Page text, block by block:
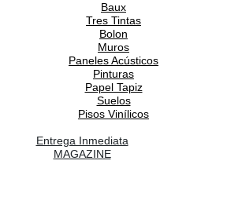
Baux
Tres Tintas
Bolon
Muros
Paneles Acústicos
Pinturas
Papel Tapiz
Suelos
Pisos Vinílicos
Entrega Inmediata
MAGAZINE